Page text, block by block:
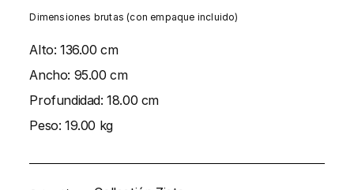
Dimensiones brutas (con empaque incluido)
Alto:136.00 cm
Ancho: 95.00 cm
Profundidad:18.00 cm
Peso:19.00 kg